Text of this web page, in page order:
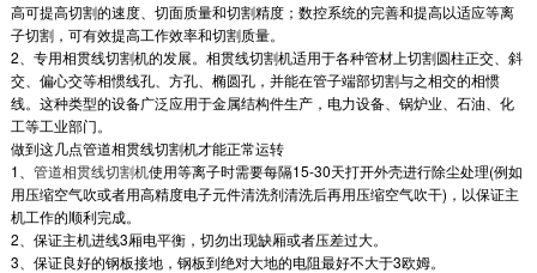
高可提高切割的速度、切面质量和切割精度；数控系统的完善和提高以适应等离
子切割，可有效提高工作效率和切割质量。
2、专用相贯线切割机的发展。相贯线切割机适用于各种管材上切割圆柱正交、斜
交、偏心交等相惯线孔、方孔、椭圆孔，并能在管子端部切割与之相交的相惯
线。这种类型的设备广泛应用于金属结构件生产，电力设备、锅炉业、石油、化
工等工业部门。
做到这几点管道相贯线切割机才能正常运转
1、 管道相贯线切割机使用等离子时需要每隔15-30天打开外壳进行除尘处理(例如
用压缩空气吹或者用高精度电子元件清洗剂清洗后再用压缩空气吹干)，以保证主
机工作的顺利完成。
2、保证主机进线3厢电平衡，切勿出现缺厢或者压差过大。
3、保证良好的钢板接地，钢板到绝对大地的电阻最好不大于3欧姆。